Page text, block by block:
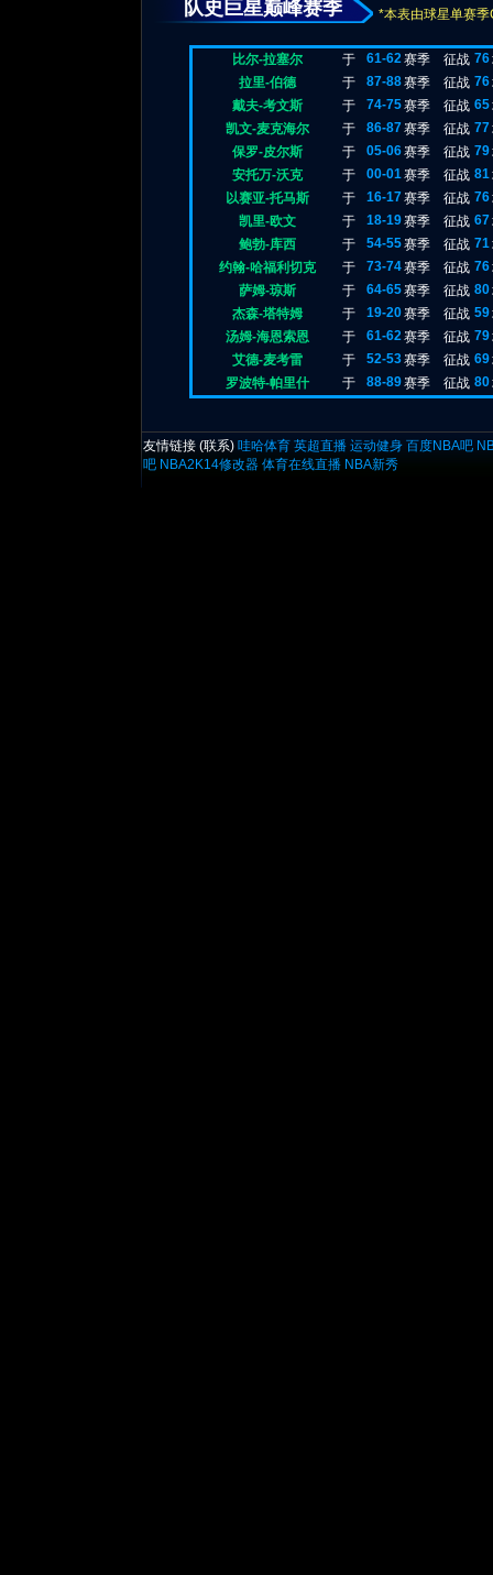
队史巨星巅峰赛季 *本表由球星单赛
比尔-拉塞尔 于 61-62赛季 征战 76
拉里-伯德
于 87-88赛季 征战 76
戴夫-考文斯
于 74-75赛季 征战 65
凯文-麦克海尔
于 86-87赛季 征战 77
保罗-皮尔斯
于 05-06赛季 征战 79
安托万-沃克
于 00-01赛季 征战 81
以赛亚-托马斯
于 16-17赛季 征战 76
凯里-欧文
于 18-19赛季 征战 67
鲍勃-库西
于 54-55赛季 征战 71
约翰-哈福利切克
于 73-74赛季 征战 76
萨姆-琼斯
于 64-65赛季 征战 80
杰森-塔特姆
于 19-20赛季 征战 59
汤姆-海恩索恩
于 61-62赛季 征战 79
艾德-麦考雷
于 52-53赛季 征战 69
罗波特-帕里什
于 88-89赛季 征战 80
友情链接 (联系) 哇哈体育 英超直播 运动健身 百度NBA吧
吧 NBA2K14修改器 体育在线直播 NBA新秀